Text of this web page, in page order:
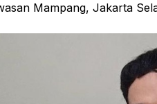
Mampang, Jakarta